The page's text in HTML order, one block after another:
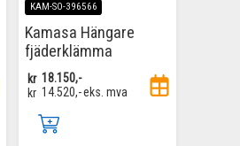
KAM-SO-396566
Kamasa Hängare
fjäderklämma
kr 18.150,-
kr 14.520,-eks. mva